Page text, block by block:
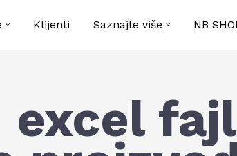
Klijenti Saznajte više NB
excel